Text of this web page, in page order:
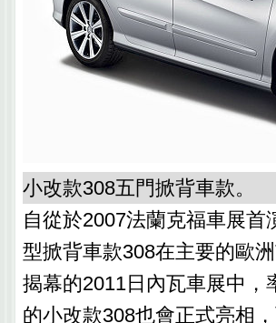
小改款308五門掀背車款。
自從於2007法蘭克福車展
型掀背車款308在主要的歐
揭幕的2011日內瓦車展中
的小改款308也會正式亮相